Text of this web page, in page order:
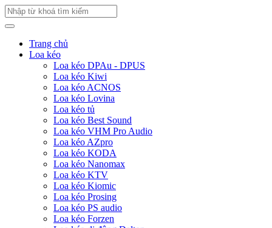
Trang chủ
Loa kéo
Loa kéo DPAu - DPUS
Loa kéo Kiwi
Loa kéo ACNOS
Loa kéo Lovina
Loa kéo tủ
Loa kéo Best Sound
Loa kéo VHM Pro Audio
Loa kéo AZpro
Loa kéo KODA
Loa kéo Nanomax
Loa kéo KTV
Loa kéo Kiomic
Loa kéo Prosing
Loa kéo PS audio
Loa kéo Forzen